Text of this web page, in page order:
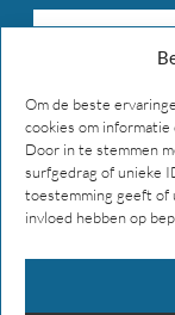
Om de beste
cookies om informatie
Door in te stemmen
surfgedrag of unieke
toestemming geeft of
invloed hebben op